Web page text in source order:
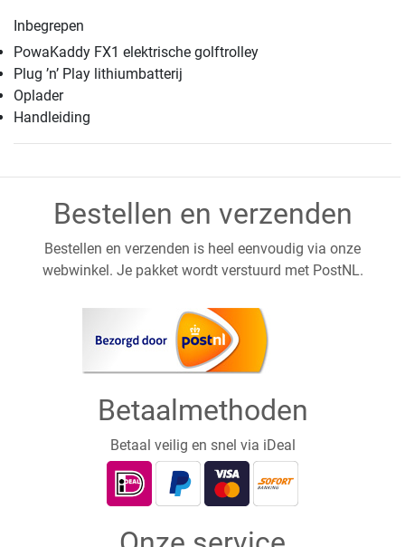
Inbegrepen
PowaKaddy FX1 elektrische golftrolley
Plug ’n’ Play lithiumbatterij
Oplader
Handleiding
Bestellen en verzenden
Bestellen en verzenden is heel eenvoudig via onze
webwinkel. Je pakket wordt verstuurd met PostNL.
Betaalmethoden
Betaal veilig en snel via iDeal